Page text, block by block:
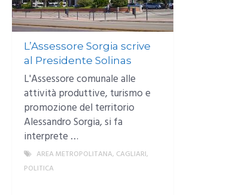
L’Assessore Sorgia scrive
al Presidente Solinas
L'Assessore comunale alle
attività produttive, turismo e
promozione del territorio
Alessandro Sorgia, si fa
interprete …
AREA METROPOLITANA, CAGLIARI,
POLITICA